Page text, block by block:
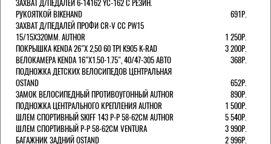
ЗАХВАТ Д/ПЕДАЛЕЙ 6-14162 YC-162 С РЕЗИН.
РУКОЯТКОЙ BIKEHAND
691Р.
ЗАХВАТ Д/ПЕДАЛЕЙ ПРОФИ CR-V CC PW15
15/15X320ММ. AUTHOR
1 250Р.
ПОКРЫШКА KENDA 26"Х 2,50 60 TPI K905 K-RAD
3 200Р.
ВЕЛОКАМЕРА KENDA 16"Х1.50-1.75", 40/47-305 АВТО
368Р.
ПОДНОЖКА ДЕТСКИХ ВЕЛОСИПЕДОВ ЦЕНТРАЛЬНАЯ
OSTAND
652Р.
ЗАМОК ВЕЛОСИПЕДНЫЙ ПРОТИВОУГОННЫЙ AUTHOR
890Р.
ПОДНОЖКА ЦЕНТРАЛЬНОГО КРЕПЛЕНИЯ AUTHOR
1 500Р.
ШЛЕМ СПОРТИВНЫЙ SKIFF 143 Р-Р 58-62СМ AUTHOR
5 540Р.
ШЛЕМ СПОРТИВНЫЙ Р-Р 58-62СМ VENTURA
3 990Р.
БАГАЖНИК ЗАДНИЙ OSTAND
2 996Р.